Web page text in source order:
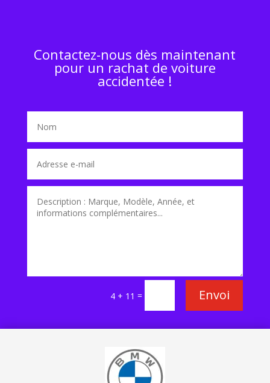
Contactez-nous dès maintenant
pour un rachat de voiture
accidentée !
4 + 11 = Envoi